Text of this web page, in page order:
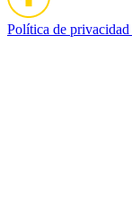
Política de privacidad